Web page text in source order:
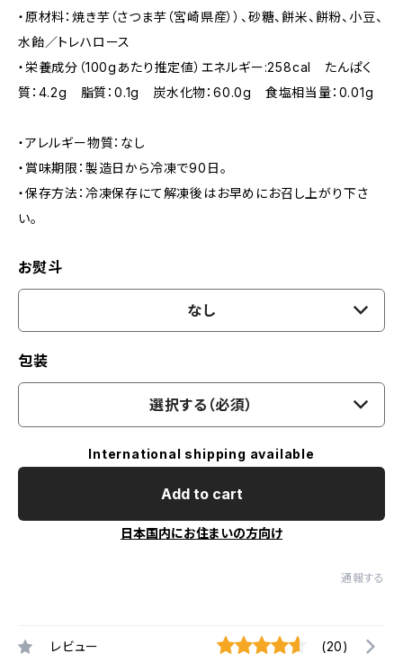
・原材料：焼き芋（さつま芋（宮崎県産））、砂糖、餅米、餅粉、小豆、
水飴／トレハロース
・栄養成分（100gあたり推定値）エネルギー:258cal たんぱく
質：4.2g 脂質：0.1g 炭水化物：60.0g 食塩相当量：0.01g
・アレルギー物質：なし
・賞味期限：製造日から冷凍で90日。
・保存方法：冷凍保存にて解凍後はお早めにお召し上がり下さ
い。
お熨斗
なし
包装
選択する（必須）
International shipping available
Add to cart
日本国内にお住まいの方向け
通報する
レビュー (20)